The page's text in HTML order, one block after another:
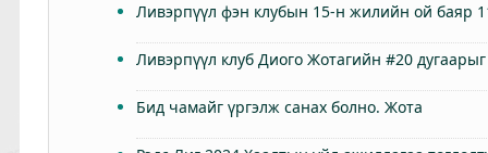
Ливэрпүүл фэн клубын 15-н жилийн ой баяр
Ливэрпүүл клуб Диого Жотагийн #20
Бид чамайг үргэлж санах болно. Жота